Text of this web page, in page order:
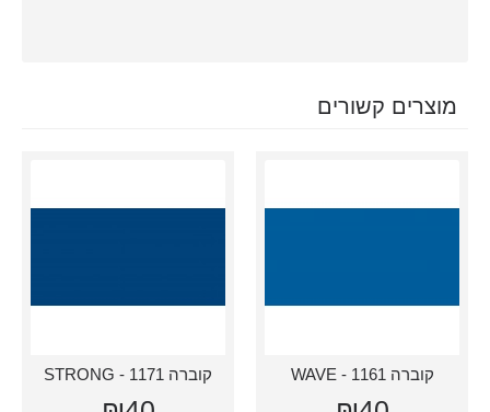
מוצרים קשורים
קוברה 1161 - WAVE קוברה 1171 - STRONG